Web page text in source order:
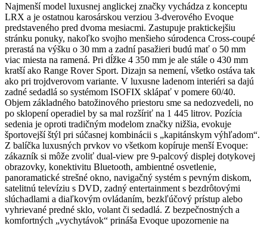
Najmenší model luxusnej anglickej značky vychádza z konceptu
LRX a je ostatnou karosárskou verziou 3-dverového Evoque
predstaveného pred dvoma mesiacmi. Zastupuje praktickejšiu
stránku ponuky, nakoľko svojho menšieho súrodenca Cross-coupé
prerastá na výšku o 30 mm a zadní pasažieri budú mať o 50 mm
viac miesta na ramená. Pri dĺžke 4 350 mm je ale stále o 430 mm
kratší ako Range Rover Sport. Dizajn sa nemení, všetko ostáva tak
ako pri trojdverovom variante. V luxusne ladenom interiéri sa dajú
zadné sedadlá so systémom ISOFIX sklápať v pomere 60/40.
Objem základného batožinového priestoru sme sa nedozvedeli, no
po sklopení operadiel by sa mal rozšíriť na 1 445 litrov. Pozícia
sedenia je oproti tradičným modelom značky nižšia, evokuje
športovejší štýl pri súčasnej kombinácii s „kapitánskym výhľadom“.
Z balíčka luxusných prvkov vo všetkom kopíruje menší Evoque:
zákazník si môže zvoliť dual-view pre 9-palcový displej dotykovej
obrazovky, konektivitu Bluetooth, ambientné osvetlenie,
panoramatické strešné okno, navigačný systém s pevným diskom,
satelitnú televíziu s DVD, zadný entertainment s bezdrôtovými
slúchadlami a diaľkovým ovládaním, bezkľúčový prístup alebo
vyhrievané predné sklo, volant či sedadlá. Z bezpečnostných a
komfortných „vychytávok“ prináša Evoque upozornenie na